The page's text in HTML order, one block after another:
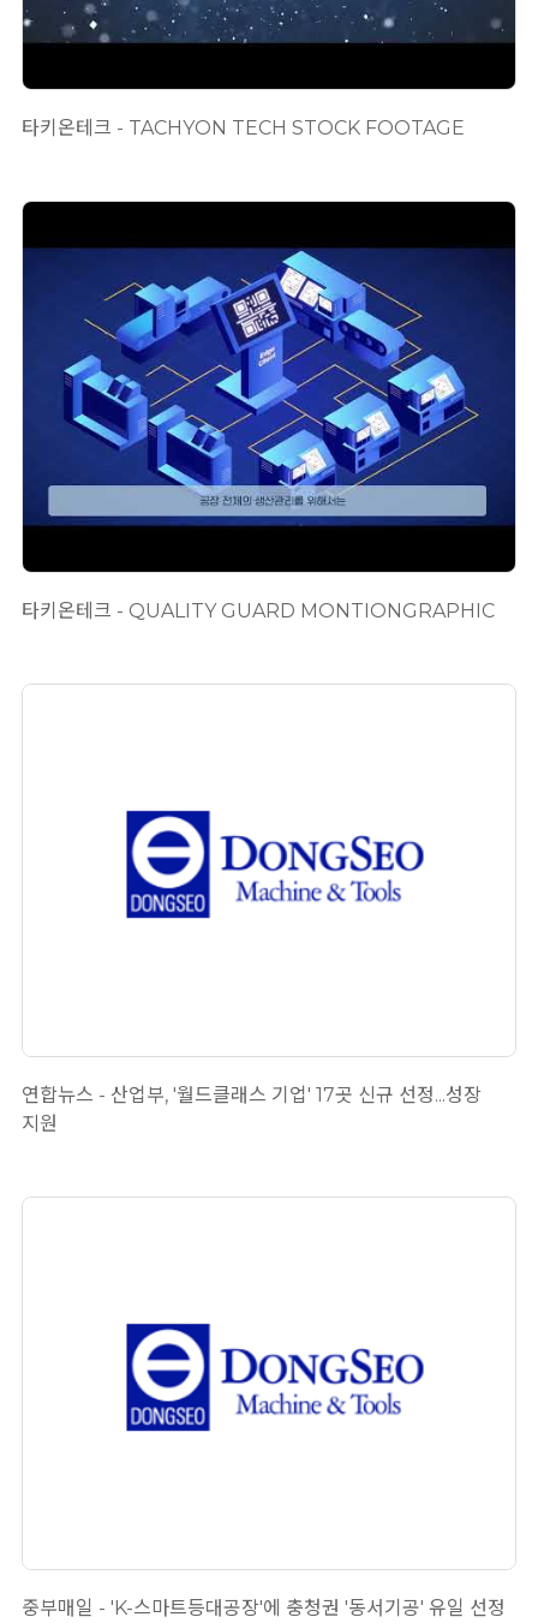
타키온테크 - TACHYON TECH STOCK FOOTAGE
타키온테크 - QUALITY GUARD MONTIONGRAPHIC
연합뉴스 - 산업부, '월드클래스 기업' 17곳 신규 선정...성장
지원
중부매일 - 'K-스마트등대공장'에 충청권 '동서기공' 유일 선정